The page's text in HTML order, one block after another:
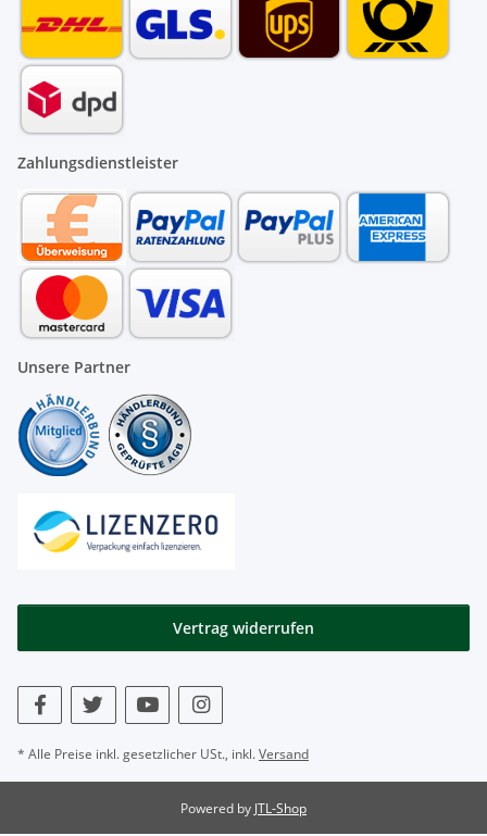
Zahlungsdienstleister
Unsere Partner
Vertrag widerrufen
* Alle Preise inkl. gesetzlicher USt., inkl.Versand
Powered by JTL-Shop